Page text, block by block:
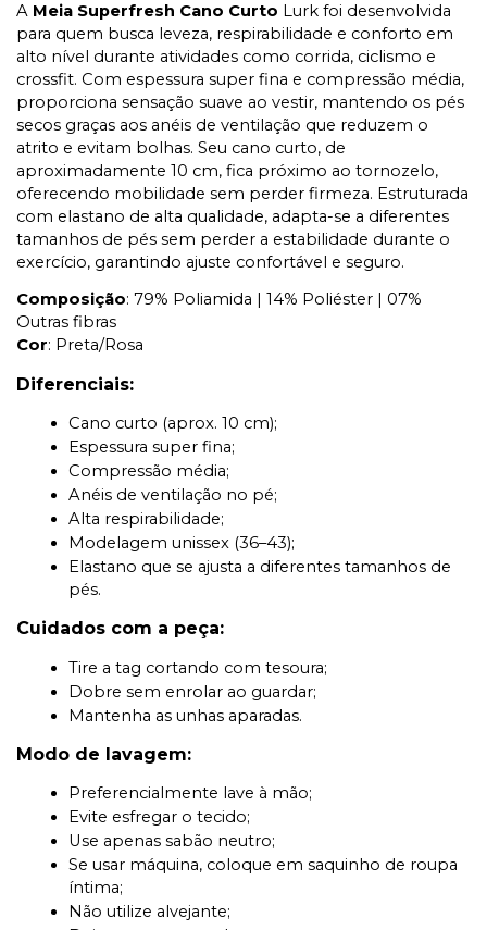
A Meia Superfresh Cano Curto Lurk foi desenvolvida
para quem busca leveza, respirabilidade e conforto em
alto nível durante atividades como corrida, ciclismo e
crossfit. Com espessura super fina e compressão média,
proporciona sensação suave ao vestir, mantendo os pés
secos graças aos anéis de ventilação que reduzem o
atrito e evitam bolhas. Seu cano curto, de
aproximadamente 10 cm, fica próximo ao tornozelo,
oferecendo mobilidade sem perder firmeza. Estruturada
com elastano de alta qualidade, adapta-se a diferentes
tamanhos de pés sem perder a estabilidade durante o
exercício, garantindo ajuste confortável e seguro.
Composição: 79% Poliamida | 14% Poliéster | 07%
Outras fibras
Cor: Preta/Rosa
Diferenciais:
Cano curto (aprox. 10 cm);
Espessura super fina;
Compressão média;
Anéis de ventilação no pé;
Alta respirabilidade;
Modelagem unissex (36–43);
Elastano que se ajusta a diferentes tamanhos de
pés.
Cuidados com a peça:
Tire a tag cortando com tesoura;
Dobre sem enrolar ao guardar;
Mantenha as unhas aparadas.
Modo de lavagem:
Preferencialmente lave à mão;
Evite esfregar o tecido;
Use apenas sabão neutro;
Se usar máquina, coloque em saquinho de roupa
íntima;
Não utilize alvejante;